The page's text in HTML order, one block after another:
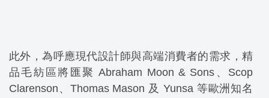
此外，為呼應現代設計師與高端消費者的需求，精
品毛紡區將匯聚 Abraham Moon & Sons、Scop
Clarenson、Thomas Mason 及 Yunsa 等歐洲知名